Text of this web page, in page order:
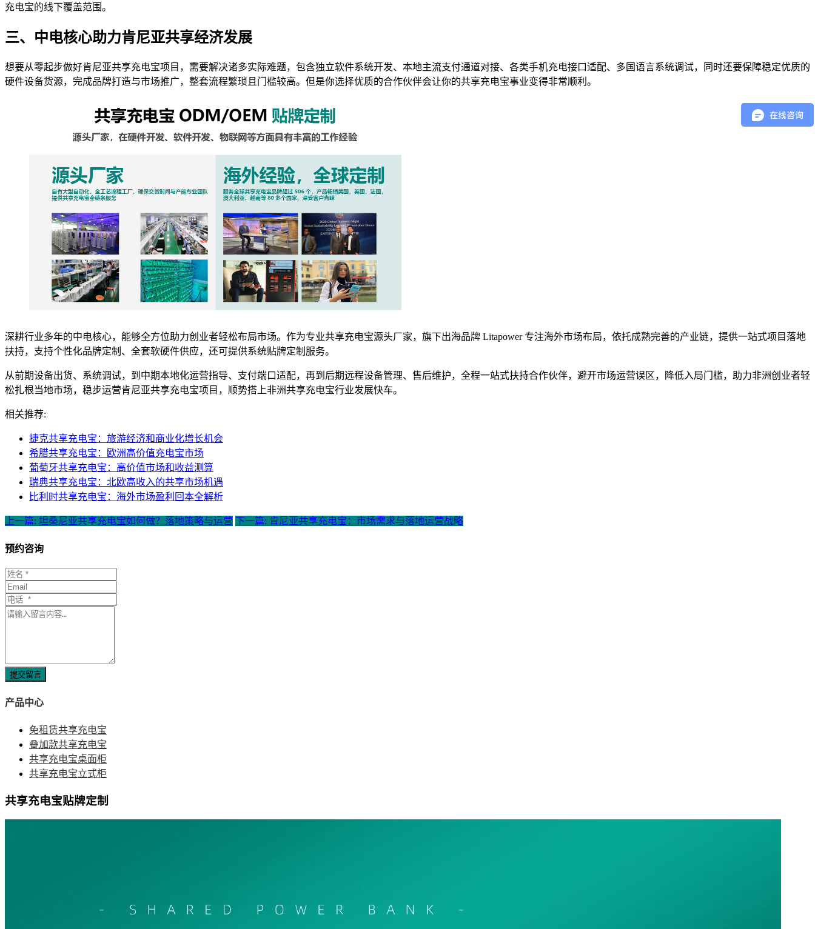
充电宝的线下覆盖范围。
三、中电核心助力肯尼亚共享经济发展
想要从零起步做好肯尼亚共享充电宝项目，需要解决诸多实际难题，包含独立软件系统开发、本地主流支付通道对接、各类手机充电接口适配、多国语言系统调试，同时还要保障稳定优质的
硬件设备货源，完成品牌打造与市场推广，整套流程繁琐且门槛较高。但是你选择优质的合作伙伴会让你的共享充电宝事业变得非常顺利。
深耕行业多年的中电核心，能够全方位助力创业者轻松布局市场。作为专业共享充电宝源头厂家，旗下出海品牌 Litapower 专注海外市场布局，依托成熟完善的产业链，提供一站式项目落地
扶持，支持个性化品牌定制、全套软硬件供应，还可提供系统贴牌定制服务。
从前期设备出货、系统调试，到中期本地化运营指导、支付端口适配，再到后期远程设备管理、售后维护，全程一站式扶持合作伙伴，避开市场运营误区，降低入局门槛，助力非洲创业者轻
松扎根当地市场，稳步运营肯尼亚共享充电宝项目，顺势搭上非洲共享充电宝行业发展快车。
相关推荐:
捷克共享充电宝：旅游经济和商业化增长机会
希腊共享充电宝：欧洲高价值充电宝市场
葡萄牙共享充电宝：高价值市场和收益测算
瑞典共享充电宝：北欧高收入的共享市场机遇
比利时共享充电宝：海外市场盈利回本全解析
上一篇: 坦桑尼亚共享充电宝如何做？落地策略与运营 下一篇: 肯尼亚共享充电宝：市场需求与落地运营战略
预约咨询
提交留言
产品中心
免租赁共享充电宝
叠加款共享充电宝
共享充电宝桌面柜
共享充电宝立式柜
共享充电宝贴牌定制